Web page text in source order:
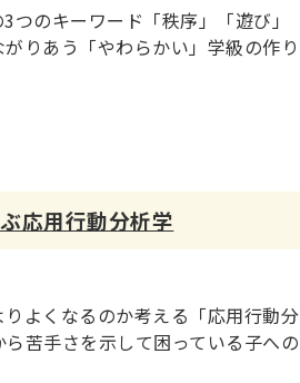
のキーワード「秩序」「遊び」
りあう「やわらかい」学級の作り
応用行動分析学
よくなるのか考える「応用行動分
苦手さを示して困っている子への